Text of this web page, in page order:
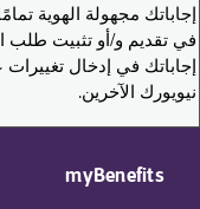
إجاباتك مجهولة الهوية
في تقديم و/أو تثبيت
إجاباتك في إدخال
نيويورك الآخرين.
myBenefits